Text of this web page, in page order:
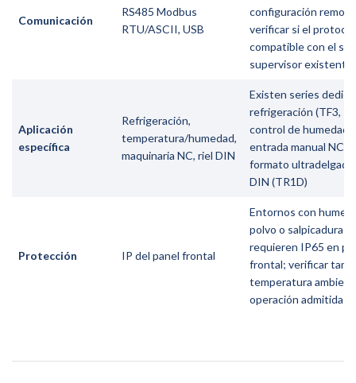
Comunicación
RS485 Modbus
RTU/ASCII, USB
configuración remota
verificar si el
compatible con el
supervisor existente
Aplicación
específica
Refrigeración,
temperatura/humedad,
maquinaria NC, riel DIN
Existen series
refrigeración (TF3,
control de humedad
entrada manual NC
formato ultradelgado
DIN (TR1D)
Protección IP del panel frontal
Entornos con
polvo o salpicaduras
requieren IP65 en
frontal; verificar
temperatura
operación admitida